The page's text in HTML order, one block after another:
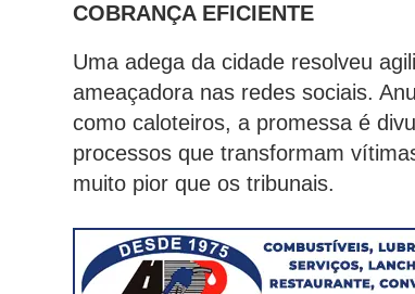
COBRANÇA EFICIENTE
Uma adega da cidade resolveu
ameaçadora nas redes sociais.
como caloteiros, a promessa é
processos que transformam
muito pior que os tribunais.